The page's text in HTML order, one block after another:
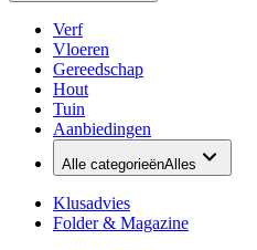
Verf
Vloeren
Gereedschap
Hout
Tuin
Aanbiedingen
Alle categorieënAlles
Klusadvies
Folder & Magazine